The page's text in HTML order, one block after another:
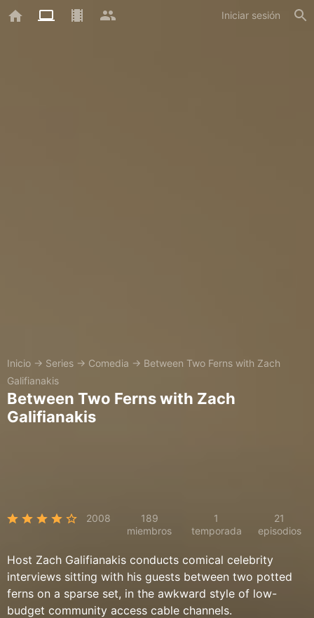
Iniciar sesión
Inicio → Series → Comedia → Between Two Ferns with Zach
Galifianakis
Between Two Ferns with Zach
Galifianakis
2008
189
miembros
1
temporada
21
episodios
Host Zach Galifianakis conducts comical celebrity
interviews sitting with his guests between two potted
ferns on a sparse set, in the awkward style of low-
budget community access cable channels.